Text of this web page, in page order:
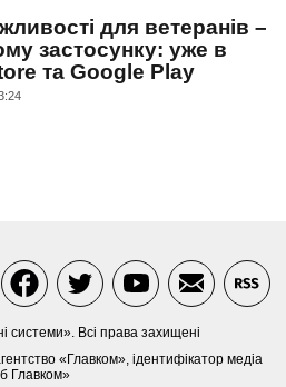
для ветеранів –
застосунку: уже в
та Google Play
системи». Всі права захищені
«Главком», ідентифікатор медіа
Главком»